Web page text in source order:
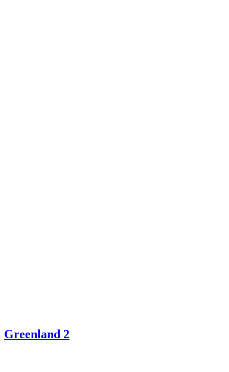
Greenland 2